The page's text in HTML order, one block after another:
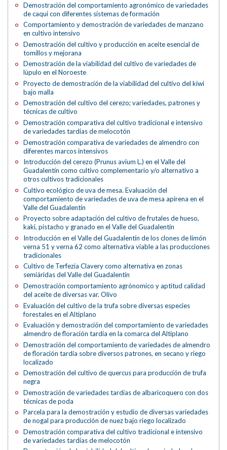
Demostración del comportamiento agronómico de variedades
de caqui con diferentes sistemas de formación
Comportamiento y demostración de variedades de manzano
en cultivo intensivo
Demostración del cultivo y producción en aceite esencial de
tomillos y mejorana
Demostración de la viabilidad del cultivo de variedades de
lúpulo en el Noroeste
Proyecto de demostración de la viabilidad del cultivo del kiwi
bajo malla
Demostración del cultivo del cerezo; variedades, patrones y
técnicas de cultivo
Demostración comparativa del cultivo tradicional e intensivo
de variedades tardías de melocotón
Demostración comparativa de variedades de almendro con
diferentes marcos intensivos
Introducción del cerezo (Prunus avium L.) en el Valle del
Guadalentín como cultivo complementario y/o alternativo a
otros cultivos tradicionales
Cultivo ecológico de uva de mesa. Evaluación del
comportamiento de variedades de uva de mesa apirena en el
Valle del Guadalentín
Proyecto sobre adaptación del cultivo de frutales de hueso,
kaki, pistacho y granado en el Valle del Guadalentín
Introducción en el Valle del Guadalentín de los clones de limón
verna 51 y verna 62 como alternativa viable a las producciones
tradicionales
Cultivo de Terfezia Clavery como alternativa en zonas
semiáridas del Valle del Guadalentín
Demostración comportamiento agrónomico y aptitud calidad
del aceite de diversas var. Olivo
Evaluación del cultivo de la trufa sobre diversas especies
forestales en el Altiplano
Evaluación y demostración del comportamiento de variedades
almendro de floración tardía en la comarca del Altiplano
Demostración del comportamiento de variedades de almendro
de floración tardía sobre diversos patrones, en secano y riego
localizado
Demostración del cultivo de quercus para producción de trufa
negra
Demostración de variedades tardías de albaricoquero con dos
técnicas de poda
Parcela para la demostración y estudio de diversas variedades
de nogal para producción de nuez bajo riego localizado
Demostración comparativa del cultivo tradicional e intensivo
de variedades tardías de melocotón